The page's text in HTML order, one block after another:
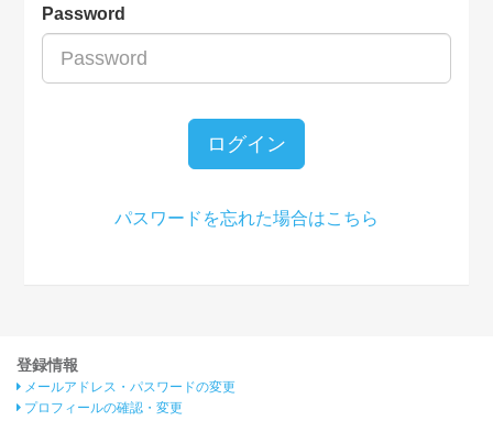
Password
ログイン
パスワードを忘れた場合はこちら
登録情報
メールアドレス・パスワードの変更
プロフィールの確認・変更